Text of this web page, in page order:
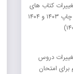
کتاب های
درسی تجربی چاپ ۱۴۰۳ و ۱۴۰۴
دروس
امتحان